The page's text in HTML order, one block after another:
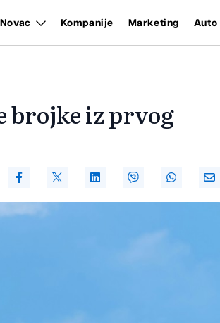
Novac Kompanije Marketing Auto
brojke iz prvog